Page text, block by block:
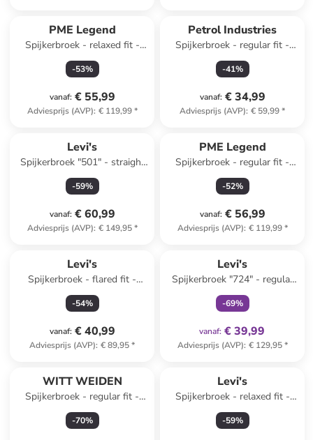
PME Legend
Spijkerbroek - relaxed fit -
lichtblauw
-53%
vanaf: € 55,99
Adviesprijs (AVP): € 119,99*
Petrol Industries
Spijkerbroek - regular fit -
lichtblauw
-41%
vanaf: € 34,99
Adviesprijs (AVP): € 59,99*
Levi's
Spijkerbroek "501" - straight
fit - blauw
-59%
vanaf: € 60,99
Adviesprijs (AVP): € 149,95*
PME Legend
Spijkerbroek - regular fit -
lichtblauw
-52%
vanaf: € 56,99
Adviesprijs (AVP): € 119,99*
Levi's
Spijkerbroek - flared fit -
lichtblauw
-54%
vanaf: € 40,99
Adviesprijs (AVP): € 89,95*
Levi's
Spijkerbroek "724" - regular
fit - lichtblauw
-69%
vanaf: € 39,99
Adviesprijs (AVP): € 129,95*
WITT WEIDEN
Spijkerbroek - regular fit -
blauw
-70%
Levi's
Spijkerbroek - relaxed fit -
lichtblauw
-59%